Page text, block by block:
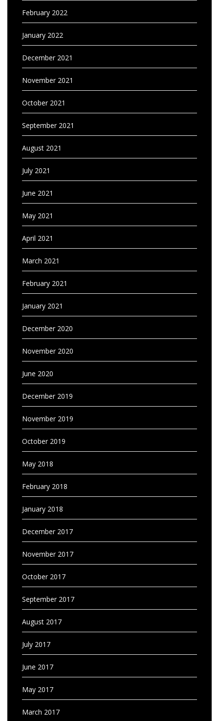
February 2022
January 2022
December 2021
November 2021
October 2021
September 2021
August 2021
July 2021
June 2021
May 2021
April 2021
March 2021
February 2021
January 2021
December 2020
November 2020
June 2020
December 2019
November 2019
October 2019
May 2018
February 2018
January 2018
December 2017
November 2017
October 2017
September 2017
August 2017
July 2017
June 2017
May 2017
March 2017